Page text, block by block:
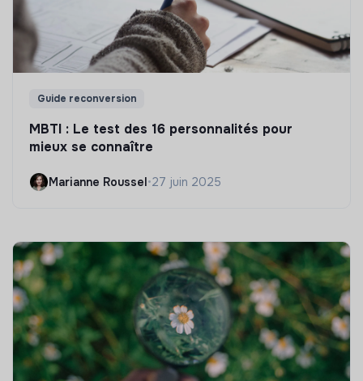
Guide reconversion
MBTI : Le test des 16 personnalités pour
mieux se connaître
Marianne Roussel•27 juin 2025